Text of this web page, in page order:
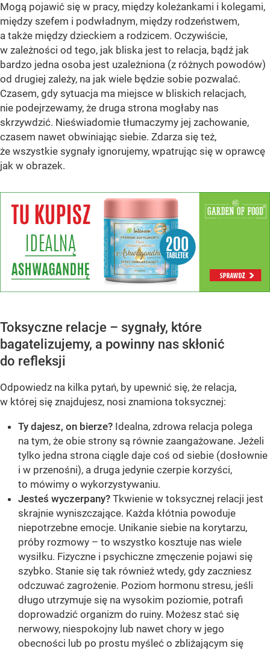
Mogą pojawić się w pracy, między koleżankami i kolegami,
między szefem i podwładnym, między rodzeństwem,
a także między dzieckiem a rodzicem. Oczywiście,
w zależności od tego, jak bliska jest to relacja, bądź jak
bardzo jedna osoba jest uzależniona (z różnych powodów)
od drugiej zależy, na jak wiele będzie sobie pozwalać.
Czasem, gdy sytuacja ma miejsce w bliskich relacjach,
nie podejrzewamy, że druga strona mogłaby nas
skrzywdzić. Nieświadomie tłumaczymy jej zachowanie,
czasem nawet obwiniając siebie. Zdarza się też,
że wszystkie sygnały ignorujemy, wpatrując się w oprawcę
jak w obrazek.
Toksyczne relacje – sygnały, które
bagatelizujemy, a powinny nas skłonić
do refleksji
Odpowiedz na kilka pytań, by upewnić się, że relacja,
w której się znajdujesz, nosi znamiona toksycznej:
Ty dajesz, on bierze? Idealna, zdrowa relacja polega
na tym, że obie strony są równie zaangażowane. Jeżeli
tylko jedna strona ciągle daje coś od siebie (dosłownie
i w przenośni), a druga jedynie czerpie korzyści,
to mówimy o wykorzystywaniu.
Jesteś wyczerpany? Tkwienie w toksycznej relacji jest
skrajnie wyniszczające. Każda kłótnia powoduje
niepotrzebne emocje. Unikanie siebie na korytarzu,
próby rozmowy – to wszystko kosztuje nas wiele
wysiłku. Fizyczne i psychiczne zmęczenie pojawi się
szybko. Stanie się tak również wtedy, gdy zaczniesz
odczuwać zagrożenie. Poziom hormonu stresu, jeśli
długo utrzymuje się na wysokim poziomie, potrafi
doprowadzić organizm do ruiny. Możesz stać się
nerwowy, niespokojny lub nawet chory w jego
obecności lub po prostu myśleć o zbliżającym się